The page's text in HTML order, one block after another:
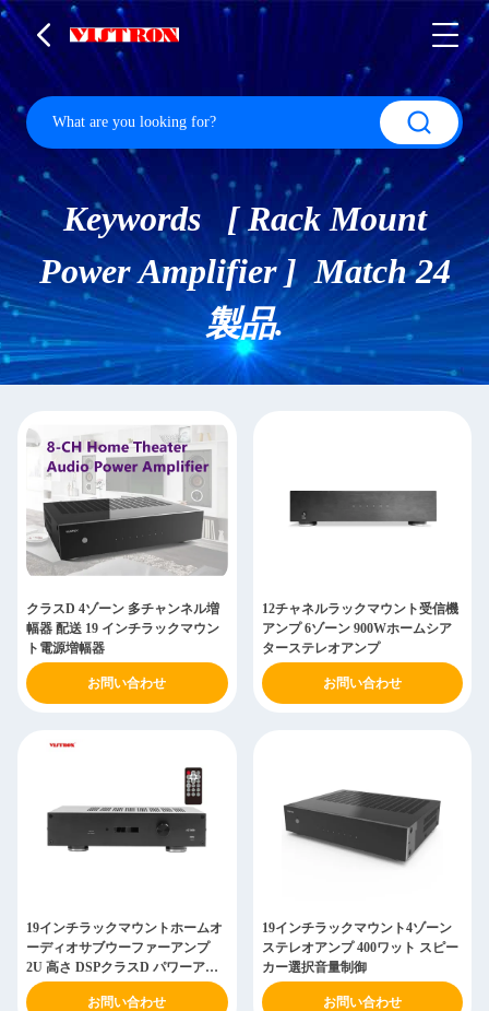
Keywords [ Rack Mount
Power Amplifier ] Match 24
製品.
クラスD 4ゾーン 多チャンネル増
幅器 配送 19 インチラックマウン
ト電源増幅器
お問い合わせ
12チャネルラックマウント受信機
アンプ 6ゾーン 900Wホームシア
ターステレオアンプ
お問い合わせ
19インチラックマウントホームオ
ーディオサブウーファーアンプ
2U 高さ DSPクラスD パワーアン
プ
お問い合わせ
19インチラックマウント4ゾーン
ステレオアンプ 400ワット スピー
カー選択音量制御
お問い合わせ